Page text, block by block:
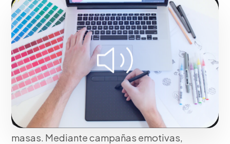
NUESTRA METODOLOGÍA
Creatividad y ejecución
360° para lanzamientos
inolvidables
Cambiamos percepciones y movilizamos
masas. Mediante campañas emotivas,